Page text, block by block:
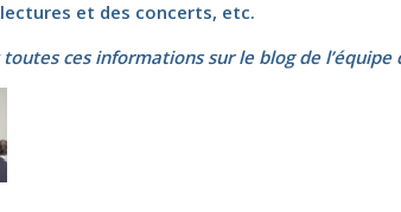
et des concerts, etc.
toutes ces informations sur le blog de